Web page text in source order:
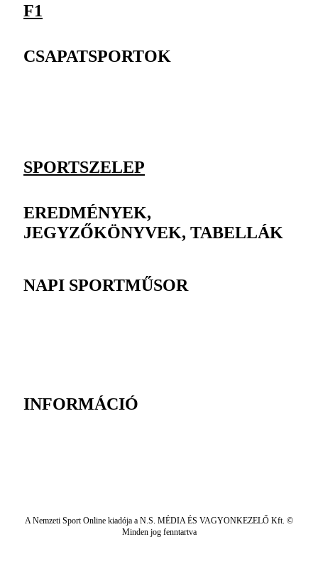
F1
CSAPATSPORTOK
SPORTSZELEP
EREDMÉNYEK,
JEGYZŐKÖNYVEK, TABELLÁK
NAPI SPORTMŰSOR
INFORMÁCIÓ
A Nemzeti Sport Online kiadója a N.S. MÉDIA ÉS VAGYONKEZELŐ Kft. ©
Minden jog fenntartva